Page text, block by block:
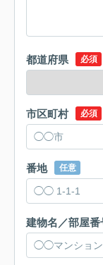
都道府県 必須
市区町村 必須
番地 任意
建物名／部屋番